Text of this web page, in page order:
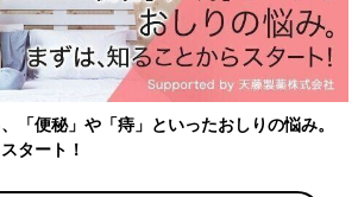
「便秘」や「痔」といったおしりの悩み。
タート！